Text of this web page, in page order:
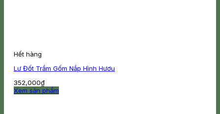
Hết hàng
Lư Đốt Trầm Gốm Nắp Hình Hươu
352,000₫
Xem sản phẩm